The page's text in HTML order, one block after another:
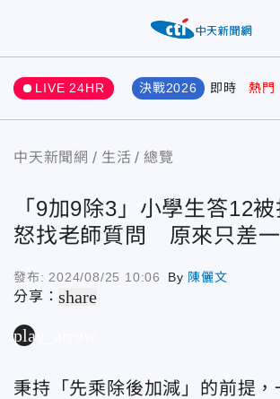
LIVE 24HR 決戰2026 即時 熱門
中天新聞網 生活 總覽
「9加9除3」小學生答12
怒找老師質問 原來只差
發布: 2024/08/25 10:06 By 陳儷文
分享：share
play_arrow
秉持「先乘除後加減」的前提，